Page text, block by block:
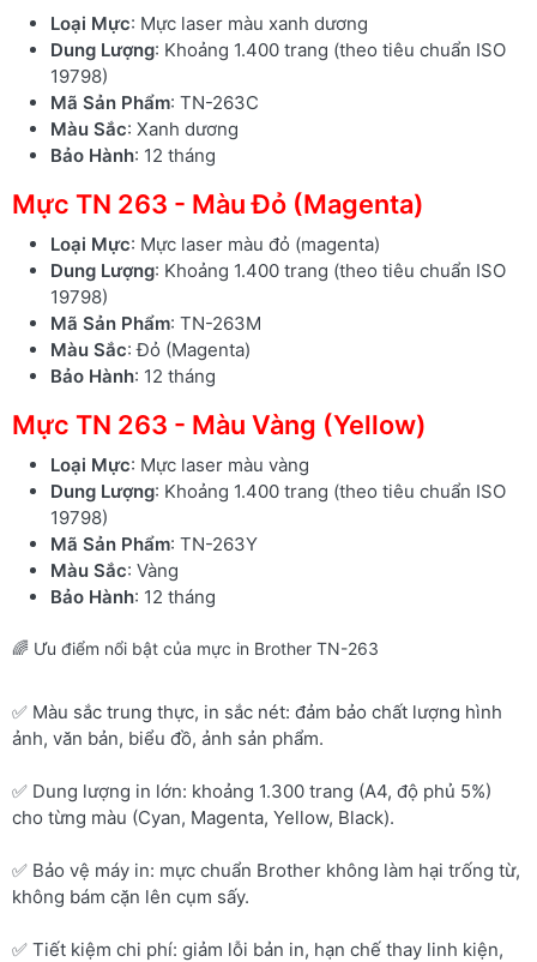
Loại Mực: Mực laser màu xanh dương
Dung Lượng: Khoảng 1.400 trang (theo tiêu chuẩn ISO
19798)
Mã Sản Phẩm: TN-263C
Màu Sắc: Xanh dương
Bảo Hành: 12 tháng
Mực TN 263 - Màu Đỏ (Magenta)
Loại Mực: Mực laser màu đỏ (magenta)
Dung Lượng: Khoảng 1.400 trang (theo tiêu chuẩn ISO
19798)
Mã Sản Phẩm: TN-263M
Màu Sắc: Đỏ (Magenta)
Bảo Hành: 12 tháng
Mực TN 263 - Màu Vàng (Yellow)
Loại Mực: Mực laser màu vàng
Dung Lượng: Khoảng 1.400 trang (theo tiêu chuẩn ISO
19798)
Mã Sản Phẩm: TN-263Y
Màu Sắc: Vàng
Bảo Hành: 12 tháng
🌈 Ưu điểm nổi bật của mực in Brother TN-263
✅ Màu sắc trung thực, in sắc nét: đảm bảo chất lượng hình
ảnh, văn bản, biểu đồ, ảnh sản phẩm.
✅ Dung lượng in lớn: khoảng 1.300 trang (A4, độ phủ 5%)
cho từng màu (Cyan, Magenta, Yellow, Black).
✅ Bảo vệ máy in: mực chuẩn Brother không làm hại trống từ,
không bám cặn lên cụm sấy.
✅ Tiết kiệm chi phí: giảm lỗi bản in, hạn chế thay linh kiện,